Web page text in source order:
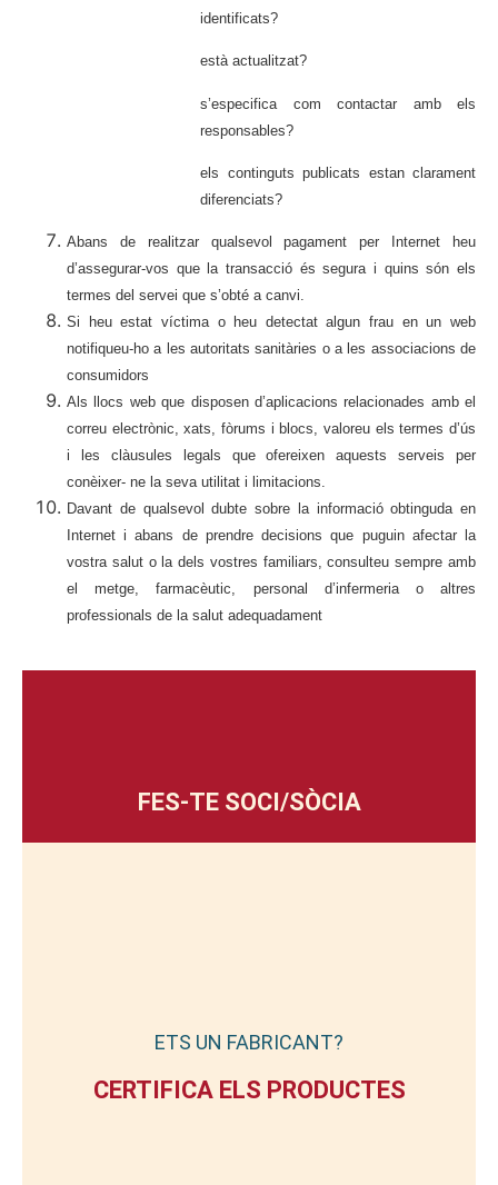
identificats?
està actualitzat?
s’especifica com contactar amb els
responsables?
els continguts publicats estan clarament
diferenciats?
Abans de realitzar qualsevol pagament per Internet heu
d’assegurar-vos que la transacció és segura i quins són els
termes del servei que s’obté a canvi.
Si heu estat víctima o heu detectat algun frau en un web
notifiqueu-ho a les autoritats sanitàries o a les associacions de
consumidors
Als llocs web que disposen d’aplicacions relacionades amb el
correu electrònic, xats, fòrums i blocs, valoreu els termes d’ús
i les clàusules legals que ofereixen aquests serveis per
conèixer- ne la seva utilitat i limitacions.
Davant de qualsevol dubte sobre la informació obtinguda en
Internet i abans de prendre decisions que puguin afectar la
vostra salut o la dels vostres familiars, consulteu sempre amb
el metge, farmacèutic, personal d’infermeria o altres
professionals de la salut adequadament
FES-TE SOCI/SÒCIA
ETS UN FABRICANT?
CERTIFICA ELS PRODUCTES